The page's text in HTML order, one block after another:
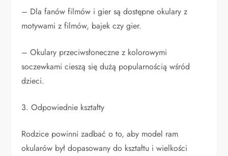
– Dla fanów filmów i gier są dostępne okulary z
motywami z filmów, bajek czy gier.
– Okulary przeciwsłoneczne z kolorowymi
soczewkami cieszą się dużą popularnością wśród
dzieci.
3. Odpowiednie kształty
Rodzice powinni zadbać o to, aby model ram
okularów był dopasowany do kształtu i wielkości